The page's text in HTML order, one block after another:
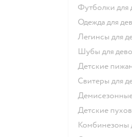
Футболки для
Одежда для
Легинсы для
Шубы для
Детские
Свитеры для
Детские
Комбинезоны